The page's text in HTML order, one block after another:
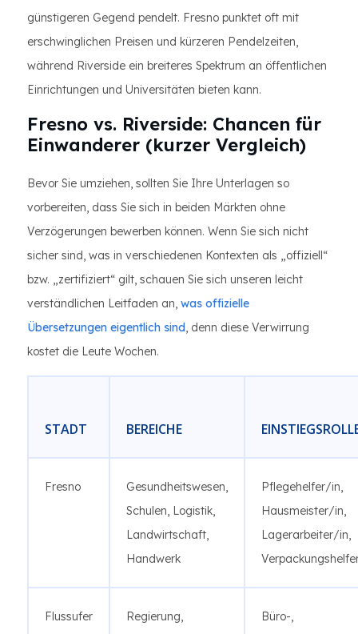
günstigeren Gegend pendelt. Fresno punktet oft mit
erschwinglichen Preisen und kürzeren Pendelzeiten,
während Riverside ein breiteres Spektrum an öffentlichen
Einrichtungen und Universitäten bieten kann.
Fresno vs. Riverside: Chancen für
Einwanderer (kurzer Vergleich)
Bevor Sie umziehen, sollten Sie Ihre Unterlagen so
vorbereiten, dass Sie sich in beiden Märkten ohne
Verzögerungen bewerben können. Wenn Sie sich nicht
sicher sind, was in verschiedenen Kontexten als „offiziell“
bzw. „zertifiziert“ gilt, schauen Sie sich unseren leicht
verständlichen Leitfaden an, was offizielle
Übersetzungen eigentlich sind, denn diese Verwirrung
kostet die Leute Wochen.
STADT BEREICHE
Fresno
Gesundheitswesen,
Schulen, Logistik,
Landwirtschaft,
Handwerk
Pflegehelfer/in,
Hausmeister/in,
Lagerarbeiter/in,
Flussufer
Regierung,
Büro-,